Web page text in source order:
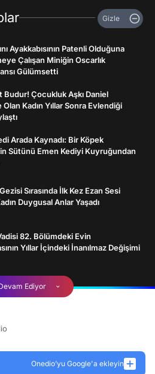
Gizle
Ayakkabısının Patenli Olduğuna
Çalışan Miniğin Oscarlık
Gülümsetti
Budur! Çocukluk Aşkı Daniel
Olan Kadın Yıllar Sonra Evlendiği
Arada Kaynadı: Bir Köpek
Sütünü Emen Kediyi Kuyruğundan
Sırasında İlk Kez Ezan Sesi
Duygusal Anlar Yaşadı
82. Bölümdeki Evin
Yıllar İçindeki İnanılmaz Değişimi
Ediyor
Onedio’yu Google'a ekleyin